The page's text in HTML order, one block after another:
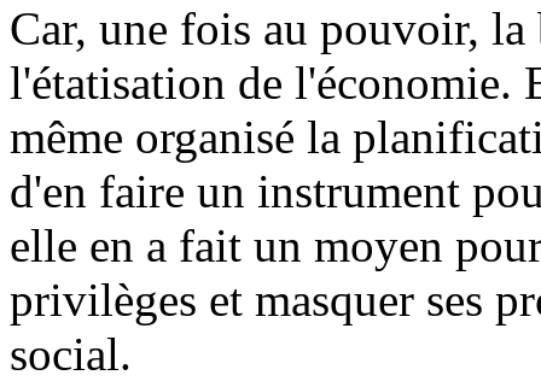
Car, une fois au pouvoir, la
l'étatisation de l'économie.
même organisé la
d'en faire un instrument
elle en a fait un moyen
privilèges et masquer ses
social.